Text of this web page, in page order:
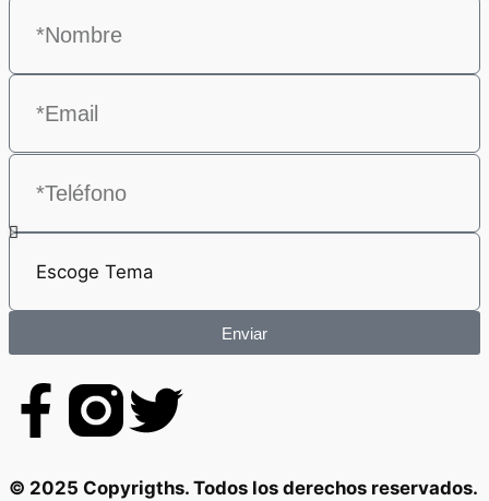
Enviar
© 2025 Copyrigths. Todos los derechos reservados.